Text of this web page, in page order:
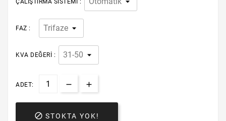
ÇALIŞTIRMA SISTEMI :
FAZ :
KVA DEĞERI :
ADET:
 STOKTA YOK!